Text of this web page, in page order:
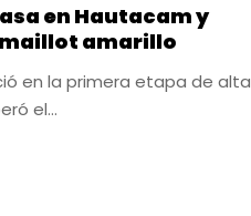
en Hautacam y
amarillo
en la primera etapa de alta
el…